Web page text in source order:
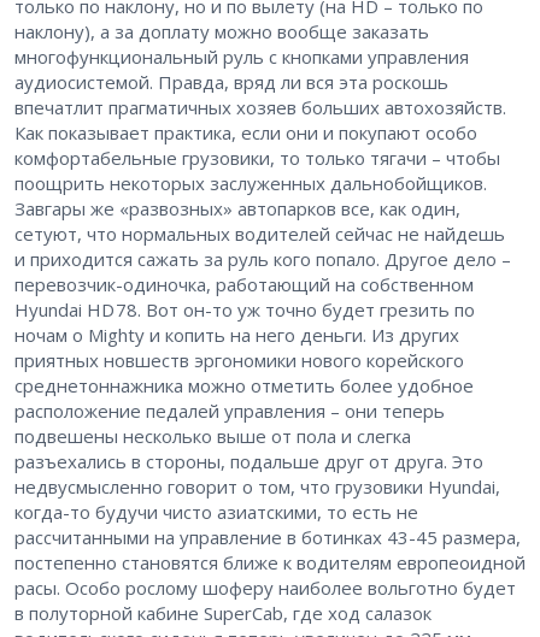
только по наклону, но и по вылету (на HD – ​только по
наклону), а за доплату можно вообще заказать
многофункциональный руль с кнопками управления
аудиосистемой. Правда, вряд ли вся эта роскошь
впечатлит прагматичных хозяев больших автохозяйств.
Как показывает практика, если они и покупают особо
комфортабельные грузовики, то только тягачи – ​чтобы
поощрить некоторых заслуженных дальнобойщиков.
Завгары же «развозных» автопарков все, как один,
сетуют, что нормальных водителей сейчас не найдешь
и приходится сажать за руль кого попало. Другое дело – ​
перевозчик-одиночка, работающий на собственном
Hyundai HD 78. Вот он-то уж точно будет грезить по
ночам о Mighty и копить на него деньги. Из других
приятных новшеств эргономики нового корейского
среднетоннажника можно отметить более удобное
расположение педалей управления – ​они теперь
подвешены несколько выше от пола и слегка
разъехались в стороны, ​подальше друг от друга. Это
недвусмысленно говорит о том, что грузовики Hyundai,
когда-то будучи чисто азиатскими, то есть не
рассчитанными на управление в ботинках 43-45 размера,
постепенно становятся ближе к водителям европеоидной
расы. Особо рослому шоферу наиболее вольготно будет
в полуторной кабине SuperCab, где ход салазок